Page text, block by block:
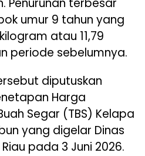
Penurunan terbesar
umur 9 tahun yang
atau 11,79
periode sebelumnya.
diputuskan
Harga
Segar (TBS) Kelapa
yang digelar Dinas
pada 3 Juni 2026.